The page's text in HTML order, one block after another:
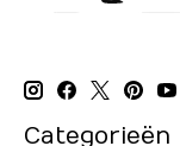
Categorieën